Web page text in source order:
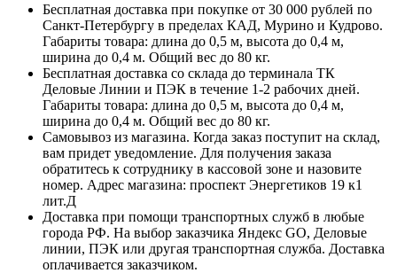
Бесплатная доставка при покупке от 30 000 рублей по
Санкт-Петербургу в пределах КАД, Мурино и Кудрово.
Габариты товара: длина до 0,5 м, высота до 0,4 м,
ширина до 0,4 м. Общий вес до 80 кг.
Бесплатная доставка со склада до терминала ТК
Деловые Линии и ПЭК в течение 1-2 рабочих дней.
Габариты товара: длина до 0,5 м, высота до 0,4 м,
ширина до 0,4 м. Общий вес до 80 кг.
Самовывоз из магазина. Когда заказ поступит на склад,
вам придет уведомление. Для получения заказа
обратитесь к сотруднику в кассовой зоне и назовите
номер. Адрес магазина: проспект Энергетиков 19 к1
лит.Д
Доставка при помощи транспортных служб в любые
города РФ. На выбор заказчика Яндекс GO, Деловые
линии, ПЭК или другая транспортная служба. Доставка
оплачивается заказчиком.